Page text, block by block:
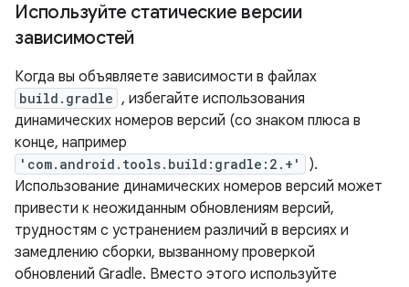
Используйте статические версии
зависимостей
Когда вы объявляете зависимости в файлах
build.gradle , избегайте использования
динамических номеров версий (со знаком плюса в
конце, например
'com.android.tools.build:gradle:2.+'
).
Использование динамических номеров версий может
привести к неожиданным обновлениям версий,
трудностям с устранением различий в версиях и
замедлению сборки, вызванному проверкой
обновлений Gradle. Вместо этого используйте